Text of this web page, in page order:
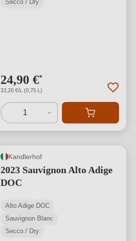
Secco / Dry
24,90 €*
33,20 €/L (0,75 L)
1
Kandlerhof
2023 Sauvignon Alto Adige
DOC
Alto Adige DOC
Sauvignon Blanc
Secco / Dry